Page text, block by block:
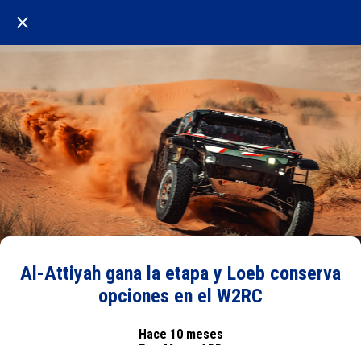
Al-Attiyah gana la etapa y Loeb conserva
opciones en el W2RC
Hace 10 meses